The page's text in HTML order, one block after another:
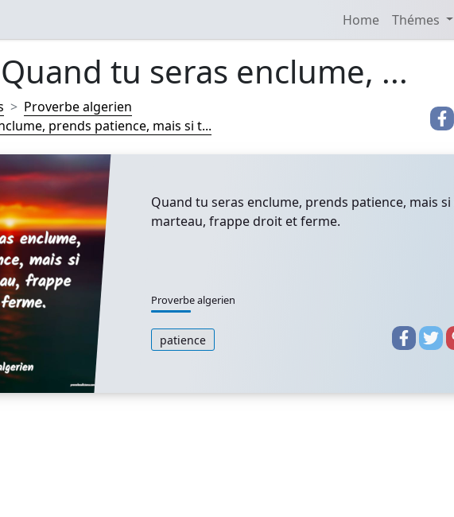
Home Thémes
Quand tu seras enclume, ...
Proverbe algerien
prends patience, mais si t...
Quand tu seras enclume, prends patience, mais si
marteau, frappe droit et ferme.
Proverbe algerien
patience